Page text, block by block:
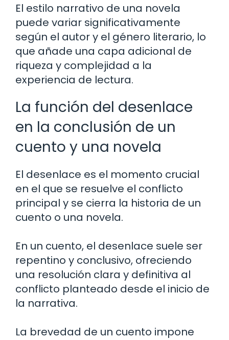
El estilo narrativo de una novela
puede variar significativamente
según el autor y el género literario, lo
que añade una capa adicional de
riqueza y complejidad a la
experiencia de lectura.
La función del desenlace
en la conclusión de un
cuento y una novela
El desenlace es el momento crucial
en el que se resuelve el conflicto
principal y se cierra la historia de un
cuento o una novela.
En un cuento, el desenlace suele ser
repentino y conclusivo, ofreciendo
una resolución clara y definitiva al
conflicto planteado desde el inicio de
la narrativa.
La brevedad de un cuento impone